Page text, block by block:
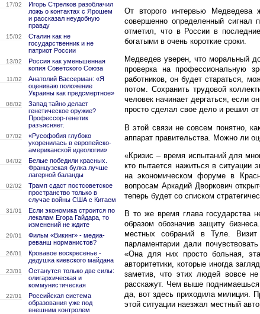
17/02
Игорь Стрелков разоблачил
ложь о контактах с Ярошем
и рассказал неудобную
правду
15/02
Сталин как не
государственник и не
патриот России
13/02
Россия как уменьшенная
копия Советского Союза
11/02
Анатолий Вассерман: «Я
оцениваю положение
Украины как предсмертное»
08/02
Запад тайно делает
генетическое оружие?
Профессор-генетик
разъясняет.
07/02
«Русофобия глубоко
укоренилась в европейско-
американской идеологии»
04/02
Белые победили красных.
Французская булка лучше
лагерной баланды
02/02
Трамп сдаст постсоветское
пространство только в
случае войны США с Китаем
31/01
Если экономика строится по
лекалам Егора Гайдара, то
изменений не ждите
29/01
Фильм «Викинг» - медиа-
реванш норманистов?
26/01
Кровавое воскресенье -
дедушка киевского майдана
23/01
Останутся только две силы:
олигархическая и
коммунистическая
22/01
Российская система
образования уже под
внешним контролем
От второго интервью Медведева
совершенно определенный сигнал
отметил, что в России в
богатыми в очень короткие сроки.
Медведев уверен, что моральный
проверка на профессиональную
работников, он будет стараться,
потом. Сохранить трудовой
человек начинает дергаться, если
просто сделал свое дело и решил от
В этой связи не совсем понятно,
аппарат правительства. Можно ли
«Кризис – время испытаний для
кто пытается нажиться в ситуации
на экономическом форуме в
вопросам Аркадий Дворкович
теперь будет со списком
В то же время глава государства
образом обозначив защиту
местных собраний в Туле.
парламентарии дали
«Она для них просто больная,
авторитетики, которые иногда
заметив, что этих людей вовсе
расскажут. Чем выше
да, вот здесь приходила милиция.
этой ситуации наезжал местный